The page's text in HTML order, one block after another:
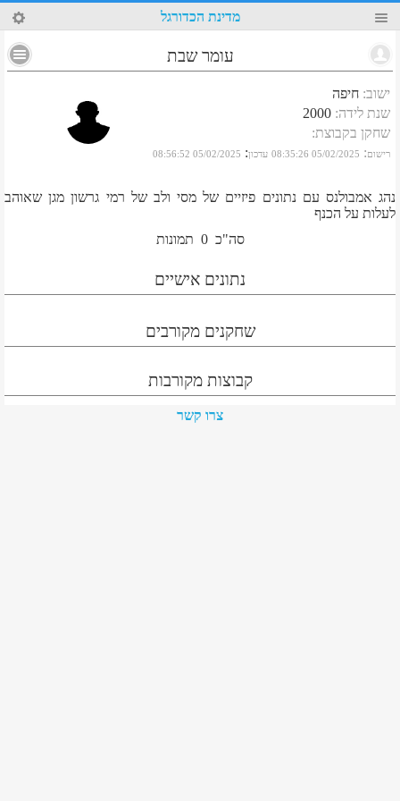
98 מדינת הכדורגל
עומר שבת
ישוב: חיפה
שנת לידה:
2000
שחקן בקבוצת:
רישום:
05/02/2025 08:35:26 עדכון:
05/02/2025 08:56:52
נהג אמבולנס עם נתונים פיזיים של מסי ולב של רמי גרשון מגן שאוהב
לעלות על הכנף
סה"כ 0 תמונות
נתונים אישיים
שחקנים מקורבים
קבוצות מקורבות
צרו קשר